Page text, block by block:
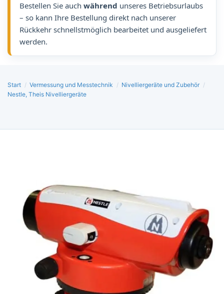
Bestellen Sie auch während unseres Betriebsurlaubs
– so kann Ihre Bestellung direkt nach unserer
Rückkehr schnellstmöglich bearbeitet und ausgeliefert
werden.
Start / Vermessung und Messtechnik / Nivelliergeräte und Zubehör /
Nestle, Theis Nivelliergeräte